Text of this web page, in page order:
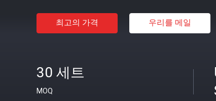
최고의 가격 우리를 메일
30 세트
MOQ